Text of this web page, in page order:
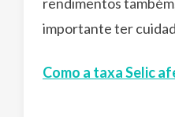
importante ter
Como a taxa Selic